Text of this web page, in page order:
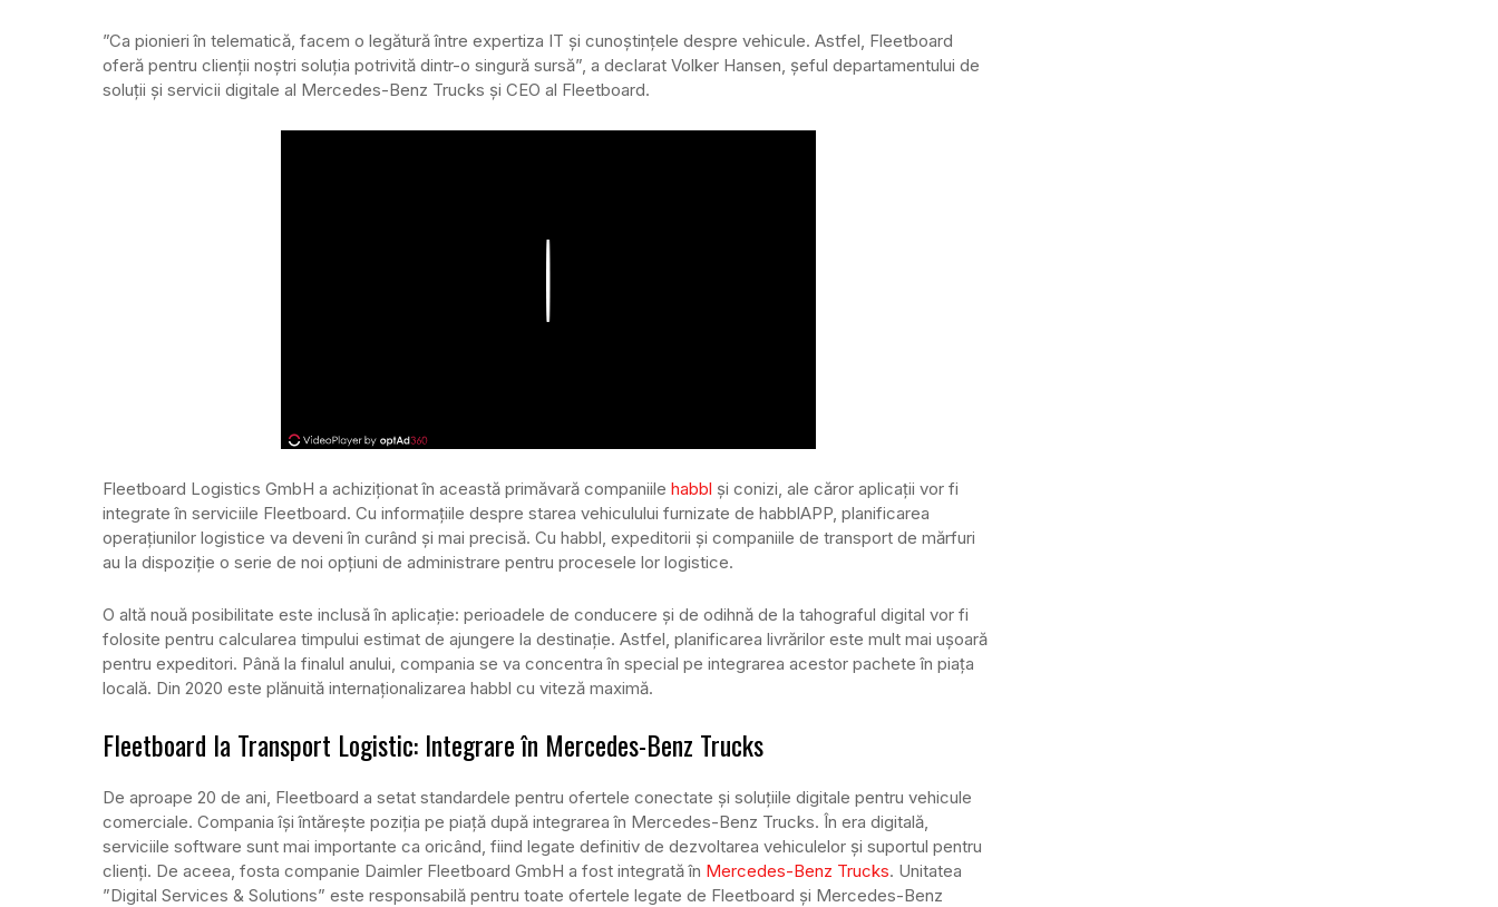
”Ca pionieri în telematică, facem o legătură între expertiza IT și cunoștințele despre vehicule. Astfel, Fleetboard
oferă pentru clienții noștri soluția potrivită dintr-o singură sursă”, a declarat Volker Hansen, șeful departamentului de
soluții și servicii digitale al Mercedes-Benz Trucks și CEO al Fleetboard.
Fleetboard Logistics GmbH a achiziționat în această primăvară companiile habbl și conizi, ale căror aplicații vor fi
integrate în serviciile Fleetboard. Cu informațiile despre starea vehiculului furnizate de habblAPP, planificarea
operațiunilor logistice va deveni în curând și mai precisă. Cu habbl, expeditorii și companiile de transport de mărfuri
au la dispoziție o serie de noi opțiuni de administrare pentru procesele lor logistice.
O altă nouă posibilitate este inclusă în aplicație: perioadele de conducere și de odihnă de la tahograful digital vor fi
folosite pentru calcularea timpului estimat de ajungere la destinație. Astfel, planificarea livrărilor este mult mai ușoară
pentru expeditori. Până la finalul anului, compania se va concentra în special pe integrarea acestor pachete în piața
locală. Din 2020 este plănuită internaționalizarea habbl cu viteză maximă.
Fleetboard la Transport Logistic: Integrare în Mercedes-Benz Trucks
De aproape 20 de ani, Fleetboard a setat standardele pentru ofertele conectate și soluțiile digitale pentru vehicule
comerciale. Compania își întărește poziția pe piață după integrarea în Mercedes-Benz Trucks. În era digitală,
serviciile software sunt mai importante ca oricând, fiind legate definitiv de dezvoltarea vehiculelor și suportul pentru
clienți. De aceea, fosta companie Daimler Fleetboard GmbH a fost integrată în Mercedes-Benz Trucks. Unitatea
”Digital Services & Solutions” este responsabilă pentru toate ofertele legate de Fleetboard și Mercedes-Benz